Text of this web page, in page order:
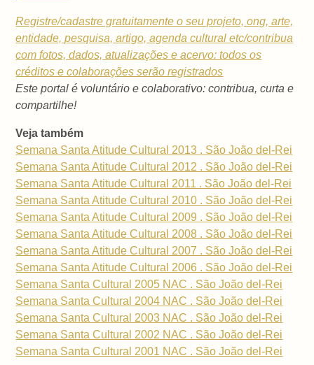
Registre/cadastre gratuitamente o seu projeto, ong, arte,
entidade, pesquisa, artigo, agenda cultural etc/contribua
com fotos, dados, atualizações e acervo: todos os
créditos e colaborações serão registrados
Este portal é voluntário e colaborativo: contribua, curta e
compartilhe!
Veja também
Semana Santa Atitude Cultural 2013 . São João del-Rei
Semana Santa Atitude Cultural 2012 . São João del-Rei
Semana Santa Atitude Cultural 2011 . São João del-Rei
Semana Santa Atitude Cultural 2010 . São João del-Rei
Semana Santa Atitude Cultural 2009 . São João del-Rei
Semana Santa Atitude Cultural 2008 . São João del-Rei
Semana Santa Atitude Cultural 2007 . São João del-Rei
Semana Santa Atitude Cultural 2006 . São João del-Rei
Semana Santa Cultural 2005 NAC . São João del-Rei
Semana Santa Cultural 2004 NAC . São João del-Rei
Semana Santa Cultural 2003 NAC . São João del-Rei
Semana Santa Cultural 2002 NAC . São João del-Rei
Semana Santa Cultural 2001 NAC . São João del-Rei